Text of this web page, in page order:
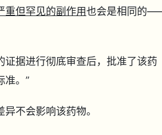
重但罕见的副作用也会是相同的
证据进行彻底审查后，批准了该药
准。”
不会影响该药物。